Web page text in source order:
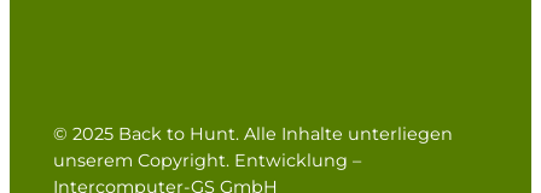
© 2025 Back to Hunt. Alle Inhalte unterliegen
unserem Copyright. Entwicklung –
Intercomputer-GS GmbH